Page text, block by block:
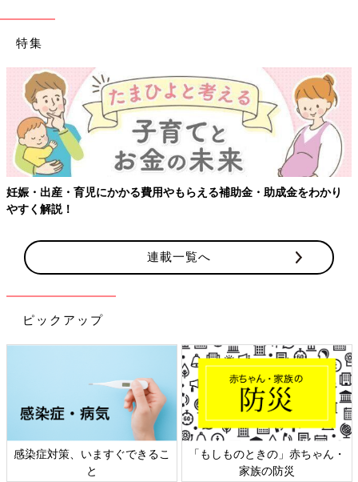
特集
妊娠・出産・育児にかかる費用やもらえる補助金・助成金をわかり
やすく解説！
連載一覧へ
ピックアップ
感染症対策、いますぐできるこ
と
「もしものときの」赤ちゃん・
家族の防災